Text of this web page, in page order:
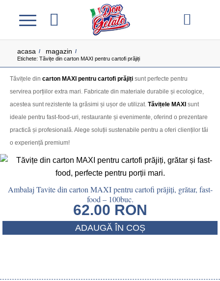
acasa / magazin /
Etichete: Tăvițe din carton MAXI pentru cartofi prăjiți
Tăvițele din carton MAXI pentru cartofi prăjiți sunt perfecte pentru
servirea porțiilor extra mari. Fabricate din materiale durabile și ecologice,
acestea sunt rezistente la grăsimi și ușor de utilizat. Tăvițele MAXI sunt
ideale pentru fast-food-uri, restaurante și evenimente, oferind o prezentare
practică și profesională. Alege soluții sustenabile pentru a oferi clienților tăi
o experiență premium!
Ambalaj Tavite din carton MAXI pentru cartofi prăjiți, grătar, fast-
food – 100buc.
62.00 RON
ADAUGĂ ÎN COȘ